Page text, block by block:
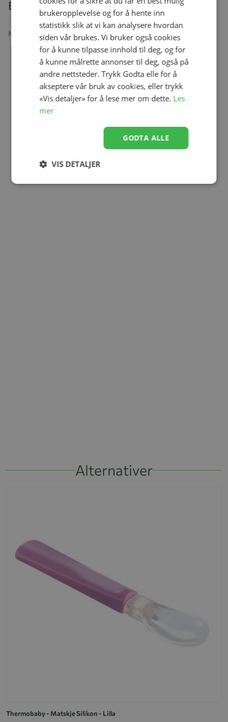
Beskrivelse
Matskje fra Thermobaby. Silikon.
Alternativer
Thermobaby - Matskje Silikon - Lilla
brukeropplevelse og for å hente inn
statistikk slik at vi kan analysere hvordan
siden vår brukes. Vi bruker også cookies
for å kunne tilpasse innhold til deg, og for
å kunne målrette annonser til deg, også på
andre nettsteder. Trykk Godta elle for å
akseptere vår bruk av cookies, eller trykk
«Vis detaljer» for å lese mer om dette. Les
mer
GODTA ALLE
VIS DETALJER